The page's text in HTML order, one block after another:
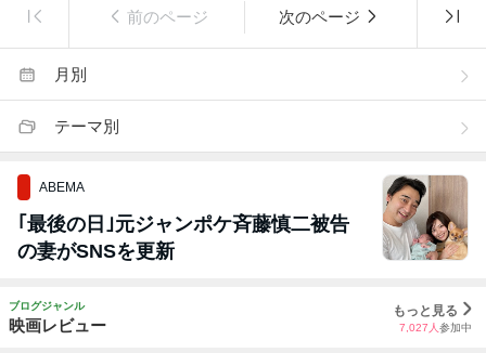
前のページ 次のページ
月別
テーマ別
ABEMA
｢最後の日｣元ジャンポケ斉藤慎二被告
の妻がSNSを更新
ブログジャンル
映画レビュー
もっと見る
7,027 人 参加中